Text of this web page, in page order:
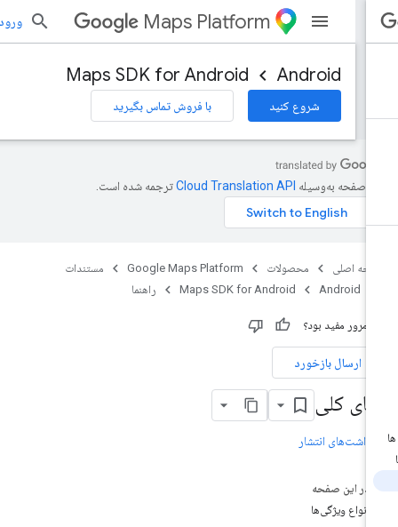
Maps Platform ورود به
Android
Maps SDK for Android
شروع کنید با فروش تماس بگیرید
صفحه به‌وسیله ترجمه شده است.
اصلی محصولات Google Maps Platform
مستندات
Android
Maps SDK for Android راهنما
مرور مفید بود؟
ارسال بازخورد
کلی
انتشار
در این صفحه
انواع ویژگی‌ها